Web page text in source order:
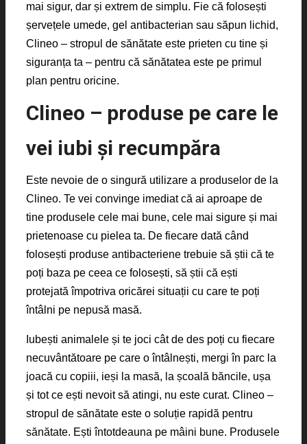
mai sigur, dar și extrem de simplu. Fie că folosești
șervețele umede, gel antibacterian sau săpun lichid,
Clineo – stropul de sănătate este prieten cu tine și
siguranța ta – pentru că sănătatea este pe primul
plan pentru oricine.
Clineo – produse pe care le
vei iubi și recumpăra
Este nevoie de o singură utilizare a produselor de la
Clineo. Te vei convinge imediat că ai aproape de
tine produsele cele mai bune, cele mai sigure și mai
prietenoase cu pielea ta. De fiecare dată când
folosești produse antibacteriene trebuie să știi că te
poți baza pe ceea ce folosești, să știi că ești
protejată împotriva oricărei situații cu care te poți
întâlni pe nepusă masă.
Iubești animalele și te joci cât de des poți cu fiecare
necuvântătoare pe care o întâlnești, mergi în parc la
joacă cu copiii, ieși la masă, la școală băncile, ușa
și tot ce ești nevoit să atingi, nu este curat. Clineo –
stropul de sănătate este o soluție rapidă pentru
sănătate. Ești întotdeauna pe mâini bune. Produsele